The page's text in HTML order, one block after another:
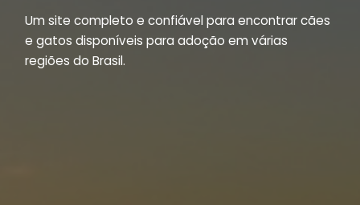
Um site completo e confiável para encontrar cães
e gatos disponíveis para adoção em várias
regiões do Brasil.